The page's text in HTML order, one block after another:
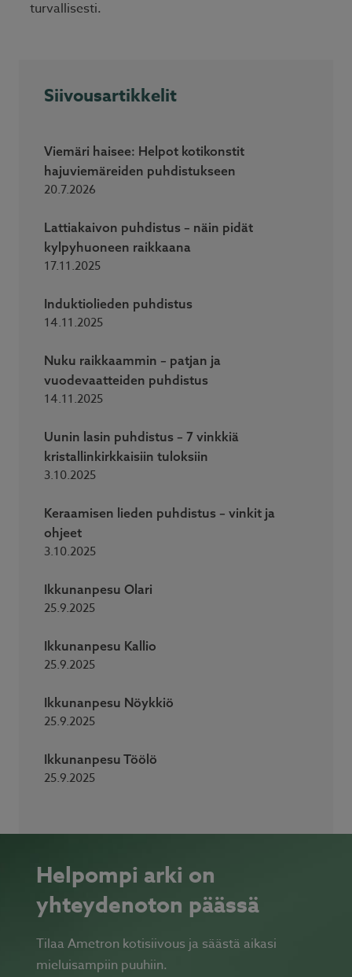
turvallisesti.
Siivousartikkelit
Viemäri haisee: Helpot kotikonstit
hajuviemäreiden puhdistukseen
20.7.2026
Lattiakaivon puhdistus – näin pidät
kylpyhuoneen raikkaana
17.11.2025
Induktiolieden puhdistus
14.11.2025
Nuku raikkaammin – patjan ja
vuodevaatteiden puhdistus
14.11.2025
Uunin lasin puhdistus – 7 vinkkiä
kristallinkirkkaisiin tuloksiin
3.10.2025
Keraamisen lieden puhdistus – vinkit ja
ohjeet
3.10.2025
Ikkunanpesu Olari
25.9.2025
Ikkunanpesu Kallio
25.9.2025
Ikkunanpesu Nöykkiö
25.9.2025
Ikkunanpesu Töölö
25.9.2025
Helpompi arki on
yhteydenoton päässä
Tilaa Ametron kotisiivous ja säästä aikasi
mieluisampiin puuhiin.